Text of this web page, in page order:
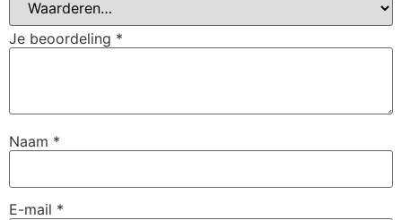
Je beoordeling *
Naam *
E-mail *